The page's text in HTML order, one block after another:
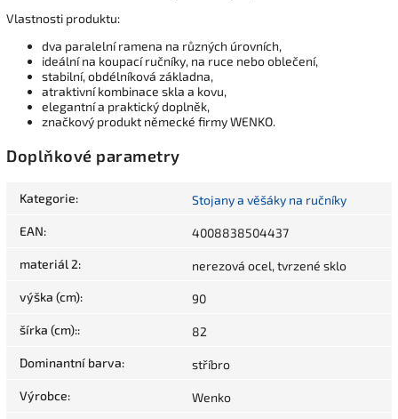
Vlastnosti produktu:
dva paralelní ramena na různých úrovních,
ideální na koupací ručníky, na ruce nebo oblečení,
stabilní, obdélníková základna,
atraktivní kombinace skla a kovu,
elegantní a praktický doplněk,
značkový produkt německé firmy WENKO.
Doplňkové parametry
Kategorie: Stojany a věšáky na ručníky
EAN: 4008838504437
materiál 2: nerezová ocel, tvrzené sklo
výška (cm): 90
šírka (cm):: 82
Dominantní barva: stříbro
Výrobce: Wenko